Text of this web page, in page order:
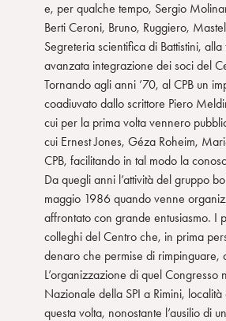
e, per qualche tempo, Sergio
Berti Ceroni, Bruno, Ruggiero,
Segreteria scientifica di Battistini,
avanzata integrazione dei soci del
Tornando agli anni ’70, al CPB un
coadiuvato dallo scrittore Piero
cui per la prima volta vennero
cui Ernest Jones, Géza Roheim,
CPB, facilitando in tal modo la
Da quegli anni l’attività del gruppo
maggio 1986 quando venne
affrontato con grande entusiasmo. I
colleghi del Centro che, in prima
denaro che permise di rimpinguare,
L’organizzazione di quel Congresso
Nazionale della SPI a Rimini,
questa volta, nonostante l’ausilio di